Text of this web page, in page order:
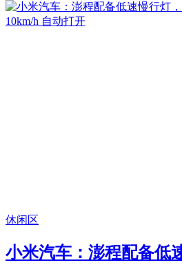
休闲区
小米汽车：澎程配备低